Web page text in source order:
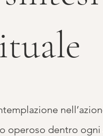
operoso dentro